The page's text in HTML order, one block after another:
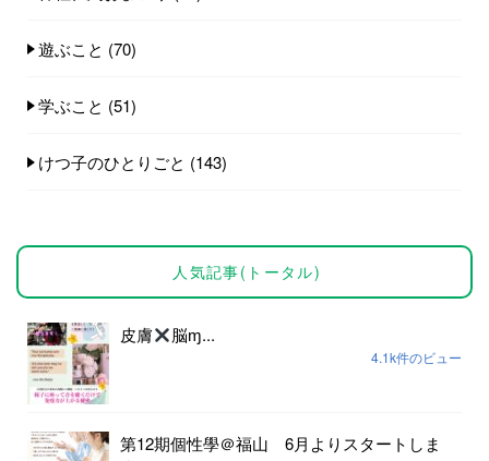
遊ぶこと (70)
学ぶこと (51)
けつ子のひとりごと (143)
人気記事(トータル)
皮膚 脳ɱ...
4.1k件のビュー
第12期個性學＠福山 6月よりスタートしま